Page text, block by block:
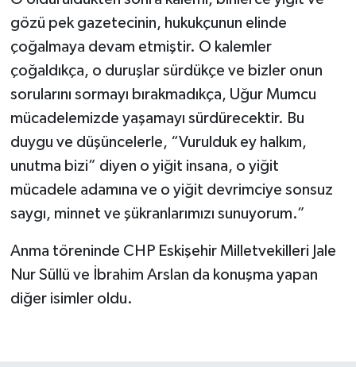
gözü pek gazetecinin, hukukçunun elinde
çoğalmaya devam etmiştir. O kalemler
çoğaldıkça, o duruşlar sürdükçe ve bizler onun
sorularını sormayı bırakmadıkça, Uğur Mumcu
mücadelemizde yaşamayı sürdürecektir. Bu
duygu ve düşüncelerle, “Vurulduk ey halkım,
unutma bizi” diyen o yiğit insana, o yiğit
mücadele adamına ve o yiğit devrimciye sonsuz
saygı, minnet ve şükranlarımızı sunuyorum.”
Anma töreninde CHP Eskişehir Milletvekilleri Jale
Nur Süllü ve İbrahim Arslan da konuşma yapan
diğer isimler oldu.